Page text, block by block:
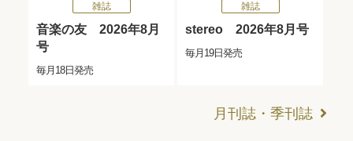
雑誌
音楽の友 2026年8月
号
毎月18日発売
雑誌
stereo 2026年8月号
毎月19日発売
月刊誌・季刊誌